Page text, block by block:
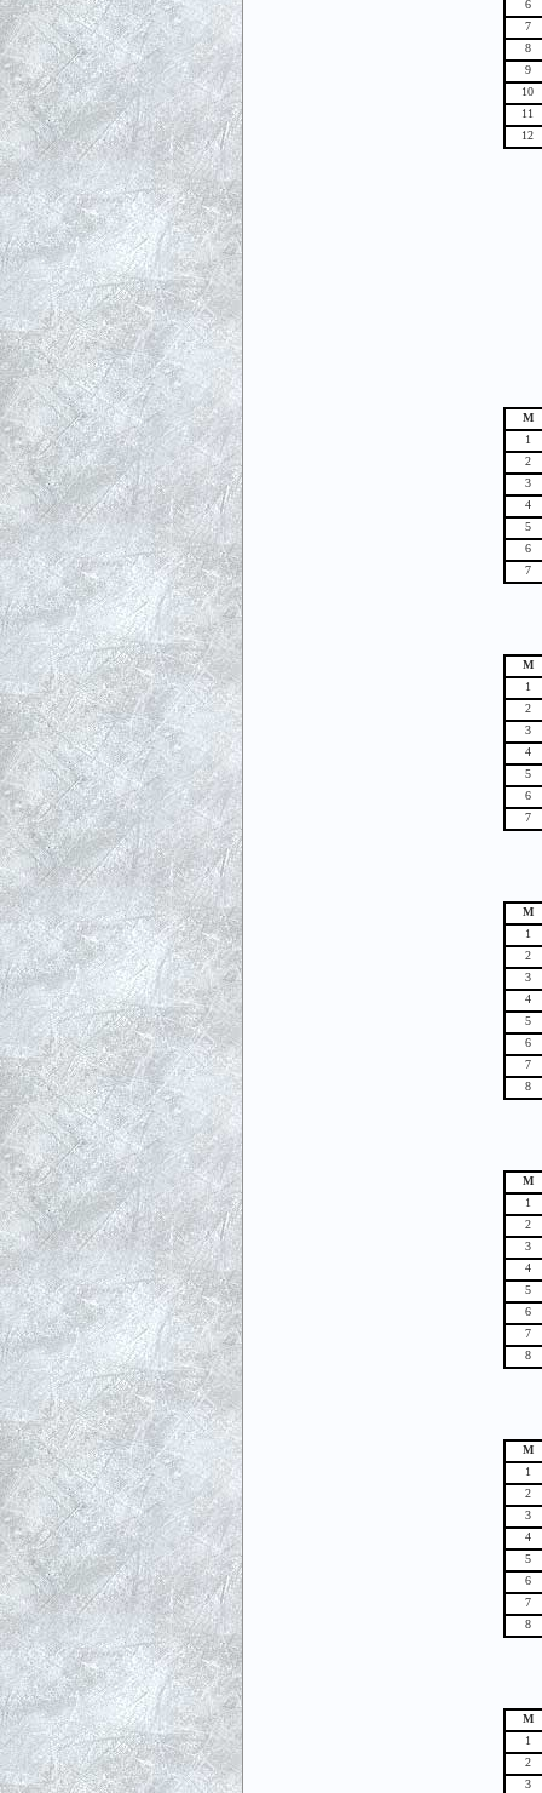
6
7
8
9
10
11
12
М
1
2
3
4
5
6
7
М
1
2
3
4
5
6
7
М
1
2
3
4
5
6
7
8
М
1
2
3
4
5
6
7
8
М
1
2
3
4
5
6
7
8
М
1
2
3